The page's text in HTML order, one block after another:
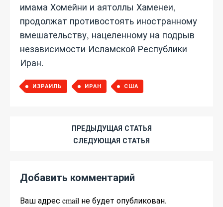
имама Хомейни и аятоллы Хаменеи,
продолжат противостоять иностранному
вмешательству, нацеленному на подрыв
независимости Исламской Республики
Иран.
ИЗРАИЛЬ ИРАН США
ПРЕДЫДУЩАЯ СТАТЬЯ
СЛЕДУЮЩАЯ СТАТЬЯ
Добавить комментарий
Ваш адрес email не будет опубликован.